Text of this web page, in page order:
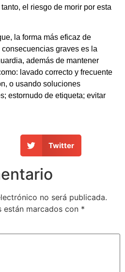
el riesgo de morir por esta
la forma más eficaz de
graves es la
además de mantener
lavado correcto y frecuente
o usando soluciones
estornudo de etiqueta; evitar
Twitter
no será publicada.
marcados con *